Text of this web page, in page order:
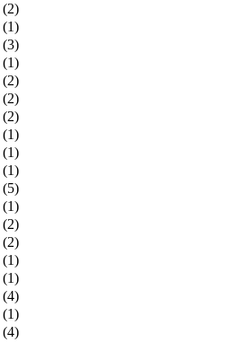
(2)
(1)
(3)
(1)
(2)
(2)
(2)
(1)
(1)
(1)
(5)
(1)
(2)
(2)
(1)
(1)
(4)
(1)
(4)